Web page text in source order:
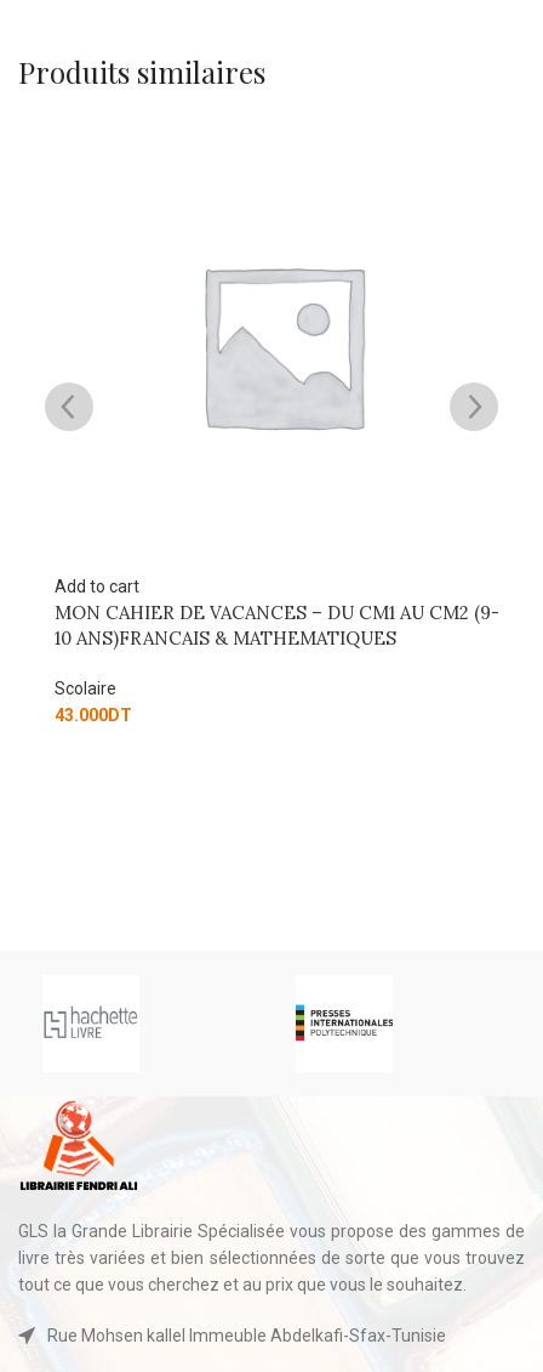
Produits similaires
Add to cart
MON CAHIER DE VACANCES – DU CM1 AU CM2 (9-
10 ANS)FRANCAIS & MATHEMATIQUES
Scolaire
43.000DT
GLS la Grande Librairie Spécialisée vous propose des gammes de
livre très variées et bien sélectionnées de sorte que vous trouvez
tout ce que vous cherchez et au prix que vous le souhaitez.
Rue Mohsen kallel Immeuble Abdelkafi-Sfax-Tunisie